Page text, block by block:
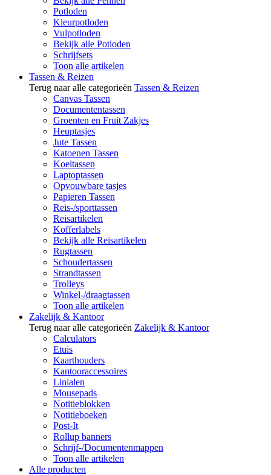
Potloden
Kleurpotloden
Vulpotloden
Bekijk alle Potloden
Schrijfsets
Toon alle artikelen
Tassen & Reizen
Terug naar alle categorieën Tassen & Reizen
Canvas Tassen
Documententassen
Groenten en Fruit Zakjes
Heuptasjes
Jute Tassen
Katoenen Tassen
Koeltassen
Laptoptassen
Opvouwbare tasjes
Papieren Tassen
Reis-/sporttassen
Reisartikelen
Kofferlabels
Bekijk alle Reisartikelen
Rugtassen
Schoudertassen
Strandtassen
Trolleys
Winkel-/draagtassen
Toon alle artikelen
Zakelijk & Kantoor
Terug naar alle categorieën Zakelijk & Kantoor
Calculators
Etuis
Kaarthouders
Kantooraccessoires
Linialen
Mousepads
Notitieblokken
Notitieboeken
Post-It
Rollup banners
Schrijf-/Documentenmappen
Toon alle artikelen
Alle producten